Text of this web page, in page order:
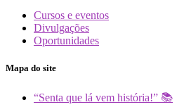
Cursos e eventos
Divulgações
Oportunidades
Mapa do site
“Senta que lá vem história!” 📚